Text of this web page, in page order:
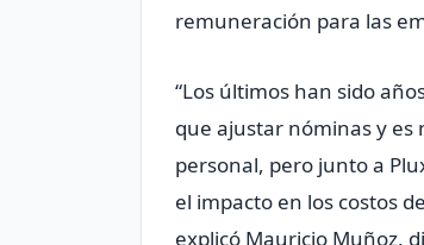
remuneración para las
“Los últimos han sido
que ajustar nóminas y es
personal, pero junto a
el impacto en los costos
explicó Mauricio Muñoz,